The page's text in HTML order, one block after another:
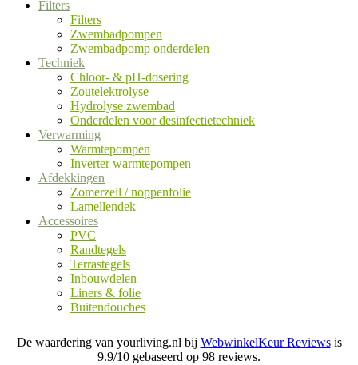
Filters
Filters
Zwembadpompen
Zwembadpomp onderdelen
Techniek
Chloor- & pH-dosering
Zoutelektrolyse
Hydrolyse zwembad
Onderdelen voor desinfectietechniek
Verwarming
Warmtepompen
Inverter warmtepompen
Afdekkingen
Zomerzeil / noppenfolie
Lamellendek
Accessoires
PVC
Randtegels
Terrastegels
Inbouwdelen
Liners & folie
Buitendouches
De waardering van yourliving.nl bij WebwinkelKeur Reviewsis
9.9/10 gebaseerd op 98 reviews.